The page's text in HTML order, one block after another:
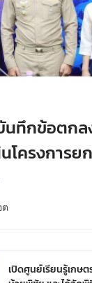
โครงการย
และเศรษฐ
ทคโนโลยีแ
เปิดศูนย์เรียนรู้เกษ